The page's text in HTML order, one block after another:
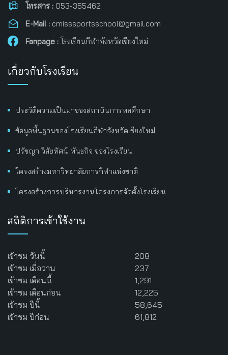
โทรสาร : 053-355462
E-Mail : cmisssportsschool@gmail.com
Fanpage : โรงเรียนกีฬาจังหวัดเชียงใหม่
เกี่ยวกับโรงเรียน
ประวัติความเป็นมาของสถาบันการพลศึกษา
ข้อมูลพื้นฐานของโรงเรียนกีฬาจังหวัดเชียงใหม่
ปรัชญา วิสัยทัศน์ พันธกิจ ของโรงเรียน
โครงสร้างมหาวิทยาลัยการกีฬาแห่งชาติ
โครงสร้างการบริหารงานโครงการจัดตั้งโรงเรียน
สถิติการเข้าใช้งาน
เข้าชม วันนี้
208
เข้าชม เมื่อวาน
237
เข้าชม เดือนนี้
1,291
เข้าชม เดือนก่อน
12,225
เข้าชม ปีนี้
58,645
เข้าชม ปีก่อน
61,812